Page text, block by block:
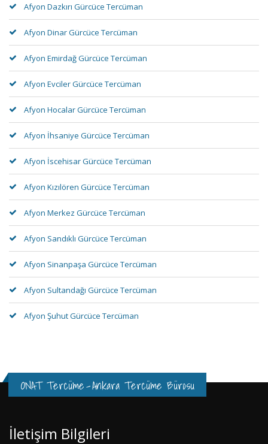
Afyon Dazkırı Gürcüce Tercüman
Afyon Dinar Gürcüce Tercüman
Afyon Emirdağ Gürcüce Tercüman
Afyon Evciler Gürcüce Tercüman
Afyon Hocalar Gürcüce Tercüman
Afyon İhsaniye Gürcüce Tercüman
Afyon İscehisar Gürcüce Tercüman
Afyon Kızılören Gürcüce Tercüman
Afyon Merkez Gürcüce Tercüman
Afyon Sandıklı Gürcüce Tercüman
Afyon Sinanpaşa Gürcüce Tercüman
Afyon Sultandağı Gürcüce Tercüman
Afyon Şuhut Gürcüce Tercüman
ONAT Tercüme-Ankara Tercüme Bürosu
İletişim Bilgileri